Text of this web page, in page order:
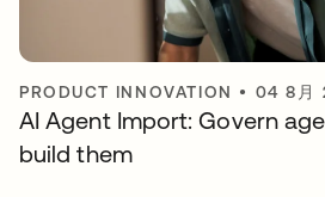
PRODUCT INNOVATION • 04 8月
AI Agent Import: Govern
build them